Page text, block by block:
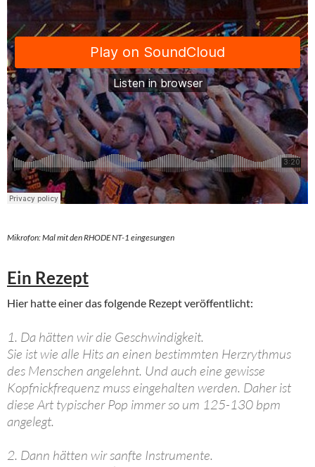
Mikrofon: Mal mit den RHODE NT-1 eingesungen
Ein Rezept
Hier hatte einer das folgende Rezept veröffentlicht:
1. Da hätten wir die Geschwindigkeit.
Sie ist wie alle Hits an einen bestimmten Herzrythmus
des Menschen angelehnt. Und auch eine gewisse
Kopfnickfrequenz muss eingehalten werden. Daher ist
diese Art typischer Pop immer so um 125-130 bpm
angelegt.
2. Dann hätten wir sanfte Instrumente.